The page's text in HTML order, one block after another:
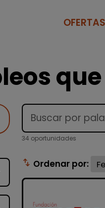
OFERTAS
34 oportunidades
swap_vert Ordenar por: